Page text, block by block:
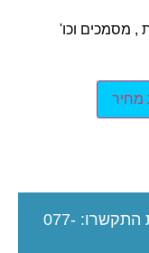
, מסמכים וכו'
מחיר
התקשרו: 077-